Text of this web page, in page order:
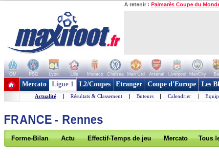
A retenir : Palmarès Coupe du
OM PSG Lyon Lille Monaco Chelsea Man Utd Arsenal Liverpool ManCity
+ de clubs
Mercato Ligue 1 L2/Coupes Etranger Coupe d'Europe Les
Actualité | Résultats & Classement | Buteurs | Calendrier |
FRANCE - Rennes
Forme-Bilan Actu Effectif-Temps de jeu Mercato Tous